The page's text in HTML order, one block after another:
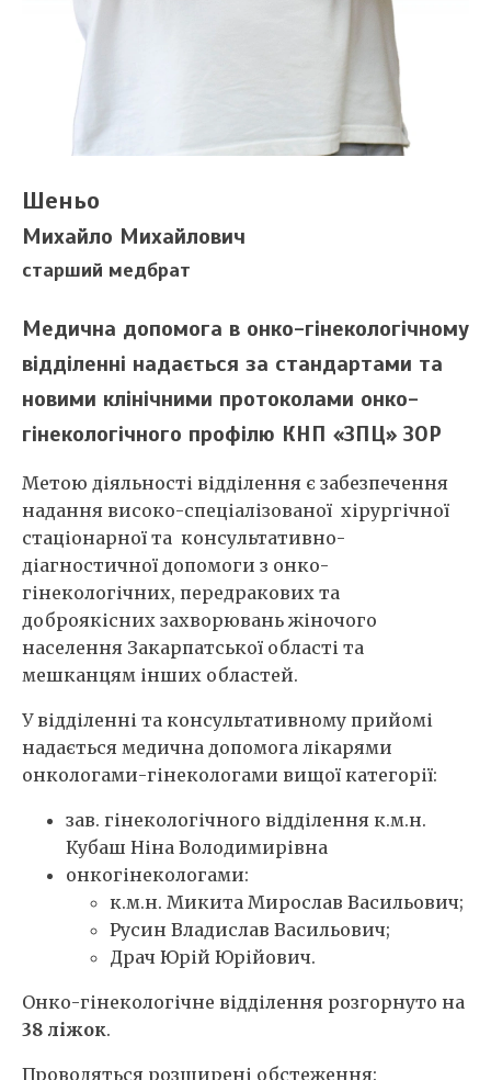
Шеньо
Михайло Михайлович
старший медбрат
Медична допомога в онко-гінекологічному
відділенні надається за стандартами та
новими клінічними протоколами онко-
гінекологічного профілю КНП «ЗПЦ» ЗОР
Метою діяльності відділення є забезпечення
надання високо-спеціалізованої хірургічної
стаціонарної та консультативно-
діагностичної допомоги з онко-
гінекологічних, передракових та
доброякісних захворювань жіночого
населення Закарпатської області та
мешканцям інших областей.
У відділенні та консультативному прийомі
надається медична допомога лікарями
онкологами-гінекологами вищої категорії:
зав. гінекологічного відділення к.м.н.
Кубаш Ніна Володимирівна
онкогінекологами:
к.м.н. Микита Мирослав Васильович;
Русин Владислав Васильович;
Драч Юрій Юрійович.
Онко-гінекологічне відділення розгорнуто на
38 ліжок.
Проводяться розширені обстеження: